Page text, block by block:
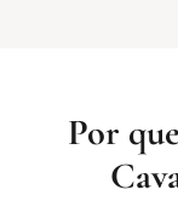
Por